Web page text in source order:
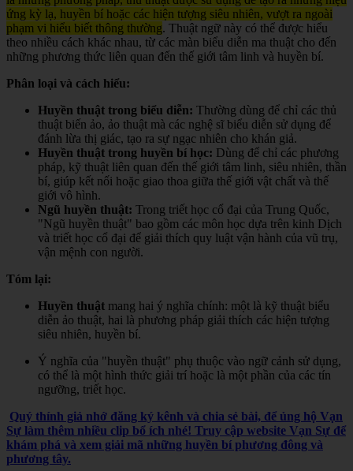
ứng kỳ lạ, huyền bí hoặc các hiện tượng siêu nhiên, vượt ra ngoài
phạm vi hiểu biết thông thường. Thuật ngữ này có thể được hiểu
theo nhiều cách khác nhau, từ các màn biểu diễn ma thuật cho đến
những phương thức liên quan đến thế giới tâm linh và huyền bí.
Phân loại và cách hiểu:
Huyền thuật trong biểu diễn: Thường dùng để chỉ các thủ
thuật biến ảo, ảo thuật mà các nghệ sĩ biểu diễn sử dụng để
đánh lừa thị giác, tạo ra sự ngạc nhiên cho khán giả.
Huyền thuật trong huyền bí học: Dùng để chỉ các phương
pháp, kỹ thuật liên quan đến thế giới tâm linh, siêu nhiên, thần
bí, giúp kết nối hoặc giao thoa giữa thế giới vật chất và thế
giới vô hình.
Ngũ huyền thuật: Trong triết học cổ đại của Trung Quốc,
"Ngũ huyền thuật" bao gồm các môn học dựa trên kinh Dịch
và triết học cổ đại để giải thích quy luật vận hành của vũ trụ,
vận mệnh con người.
Tóm lại:
Huyền thuật mang hai ý nghĩa chính: một là kỹ thuật biểu
diễn ảo thuật, hai là phương pháp giải thích các hiện tượng
siêu nhiên, huyền bí.
Ý nghĩa của "huyền thuật" phụ thuộc vào ngữ cảnh sử dụng,
có thể là một hình thức giải trí hoặc là một phần của các tín
ngưỡng, triết học.
Quý thính giả nhớ đăng ký kênh và chia sẻ bài, để ủng hộ Vạn
Sự làm thêm nhiều clip bổ ích nhé! Truy cập website Vạn Sự để
khám phá và xem giải mã những huyền bí phương đông và
phương tây.